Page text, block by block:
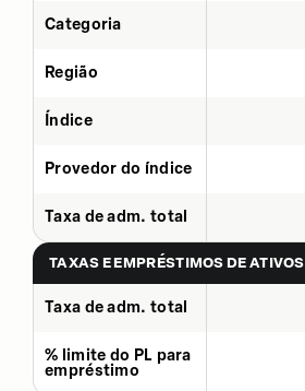
Categoria
Região
Índice
Provedor do índice
Taxa de adm. total
TAXAS E EMPRÉSTIMOS DE ATIVOS
Taxa de adm. total
% limite do PL para
empréstimo